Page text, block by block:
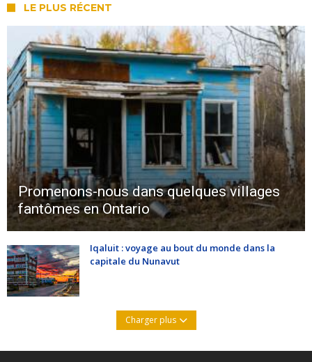
LE PLUS RÉCENT
Promenons-nous dans quelques villages
fantômes en Ontario
Iqaluit : voyage au bout du monde dans la
capitale du Nunavut
Charger plus